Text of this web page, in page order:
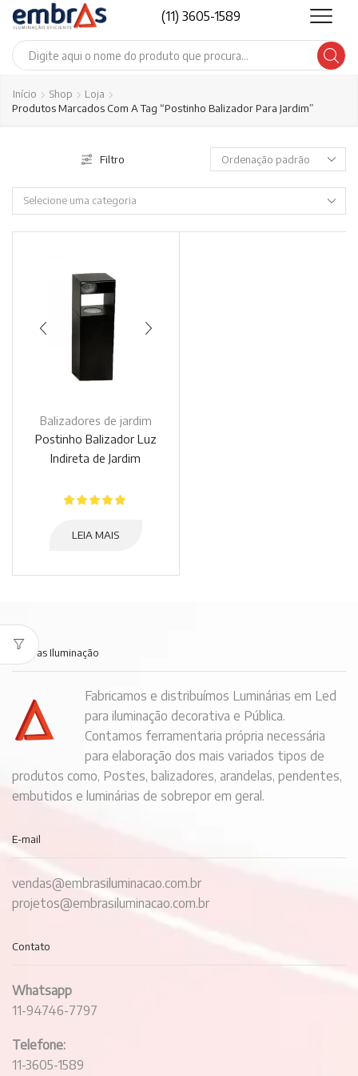
(11) 3605-1589
Search
Início Shop
Loja
Produtos Marcados Com A Tag “Postinho Balizador Para Jardim”
Filtro
Selecione uma categoria
Balizadores de jardim
Postinho Balizador Luz
Indireta de Jardim
LEIA MAIS
Embras Iluminação
Fabricamos e distribuímos Luminárias em Led
para iluminação decorativa e Pública.
Contamos ferramentaria própria necessária
para elaboração dos mais variados tipos de
produtos como, Postes, balizadores, arandelas, pendentes,
embutidos e luminárias de sobrepor em geral.
E-mail
vendas@embrasiluminacao.com.br
projetos@embrasiluminacao.com.br
Contato
Whatsapp
11-94746-7797
Telefone:
11-3605-1589